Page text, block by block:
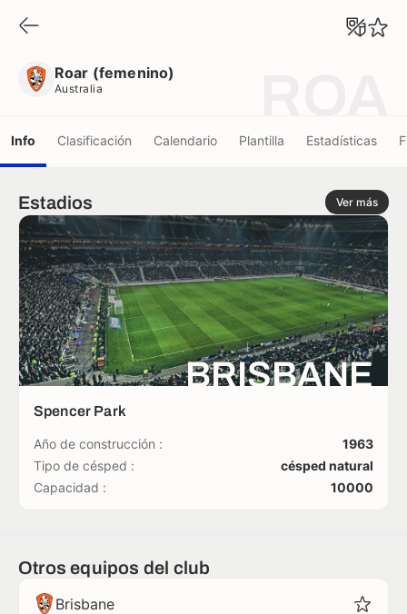
Roar (femenino)
Australia
Info Clasificación Calendario Plantilla Estadísticas
Estadios Ver más
BRISBANE
Spencer Park
Año de construcción :
1963
Tipo de césped :
césped natural
Capacidad :
10000
Otros equipos del club
Brisbane